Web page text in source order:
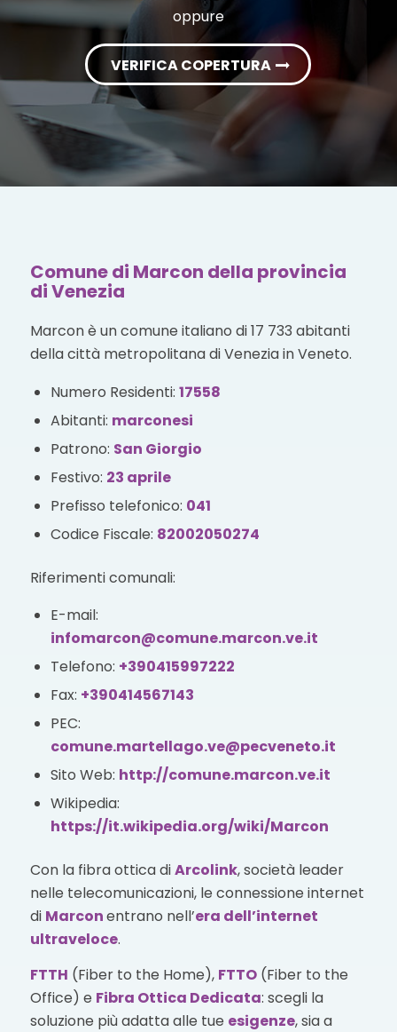
oppure
VERIFICA COPERTURA
Comune di Marcon della provincia
di Venezia
Marcon è un comune italiano di 17 733 abitanti
della città metropolitana di Venezia in Veneto.
Numero Residenti: 17558
Abitanti: marconesi
Patrono: San Giorgio
Festivo: 23 aprile
Prefisso telefonico: 041
Codice Fiscale: 82002050274
Riferimenti comunali:
E-mail:
infomarcon@comune.marcon.ve.it
Telefono: +390415997222
Fax: +390414567143
PEC:
comune.martellago.ve@pecveneto.it
Sito Web: http://comune.marcon.ve.it
Wikipedia:
https://it.wikipedia.org/wiki/Marcon
Con la fibra ottica diArcolink, società leader
nelle telecomunicazioni, le connessione internet
di Marconentrano nell’era dell’internet
ultraveloce.
FTTH (Fiber to the Home), FTTO(Fiber to the
Office) e Fibra Ottica Dedicata: scegli la
soluzione più adatta alle tue esigenze, sia a